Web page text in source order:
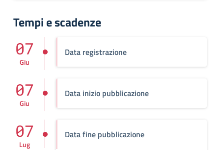
Tempi e scadenze
Data registrazione
07
Giu
Data inizio pubblicazione
07
Giu
Data fine pubblicazione
07
Lug